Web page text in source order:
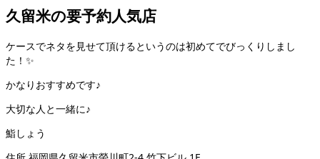
久留米の要予約人気店
ケースでネタを見せて頂けるというのは初めてでびっくりしまし
た！✨
かなりおすすめです♪
大切な人と一緒に♪
鮨しょう